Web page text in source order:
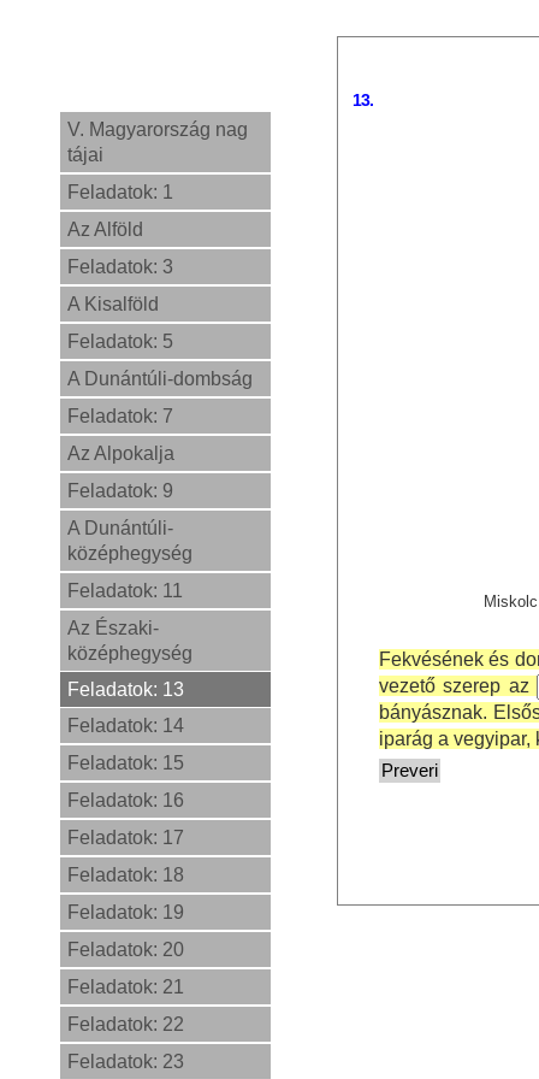
V. Magyarország nag
tájai
Feladatok: 1
Az Alföld
Feladatok: 3
A Kisalföld
Feladatok: 5
A Dunántúli-dombság
Feladatok: 7
Az Alpokalja
Feladatok: 9
A Dunántúli-
középhegység
Feladatok: 11
Az Északi-
középhegység
Feladatok: 13
Feladatok: 14
Feladatok: 15
Feladatok: 16
Feladatok: 17
Feladatok: 18
Feladatok: 19
Feladatok: 20
Feladatok: 21
Feladatok: 22
Feladatok: 23
13.
Fekvésének és
vezető szerep az
bányásznak.
iparág a